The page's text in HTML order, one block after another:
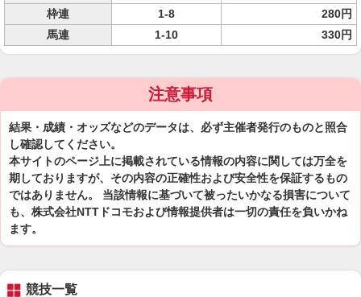
枠連
1-8
280円
馬連
1-10 330円
注意事項
結果・成績・オッズなどのデータは、必ず主催者発行のものと照合
し確認してください。
本サイトのページ上に掲載されている情報の内容に関しては万全を
期しておりますが、その内容の正確性および安全性を保証するもの
ではありません。 当該情報に基づいて被ったいかなる損害について
も、株式会社NTTドコモおよび情報提供者は一切の責任を負いかね
ます。
競技一覧